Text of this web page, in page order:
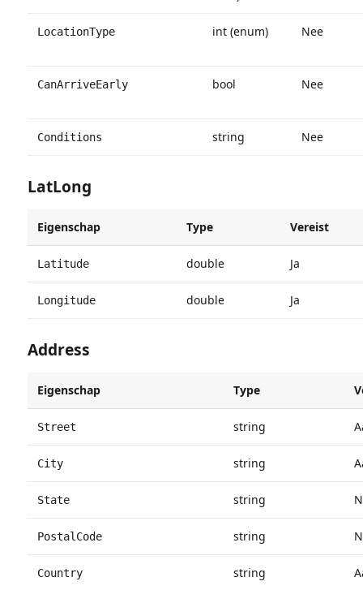
LocationType int (enum) Nee
CanArriveEarly bool Nee
Conditions string Nee
LatLong
Eigenschap Type Vereist
Latitude double Ja
Longitude double Ja
Address
Eigenschap Type
Street string
City string
State string
PostalCode string
Country string